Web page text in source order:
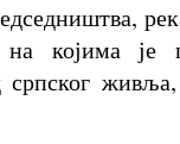
којима је